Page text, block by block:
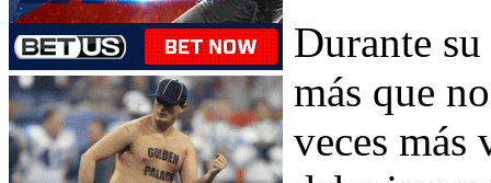
Durante su
más que
veces más